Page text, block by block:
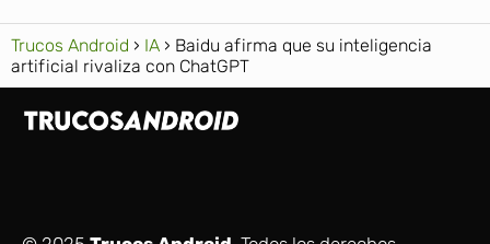
Trucos Android IA
Baidu afirma que su inteligencia
artificial rivaliza con ChatGPT